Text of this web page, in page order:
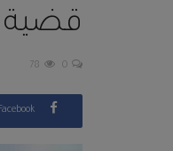
قضية
0
78